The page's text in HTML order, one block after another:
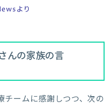
より
んの家族の言
チームに感謝しつつ、次の